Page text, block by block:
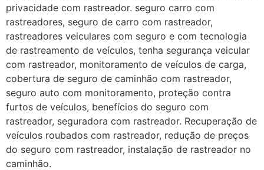
privacidade com rastreador. seguro carro com
rastreadores, seguro de carro com rastreador,
rastreadores veiculares com seguro e com tecnologia
de rastreamento de veículos, tenha segurança veicular
com rastreador, monitoramento de veículos de carga,
cobertura de seguro de caminhão com rastreador,
seguro auto com monitoramento, proteção contra
furtos de veículos, benefícios do seguro com
rastreador, seguradora com rastreador. Recuperação de
veículos roubados com rastreador, redução de preços
do seguro com rastreador, instalação de rastreador no
caminhão.